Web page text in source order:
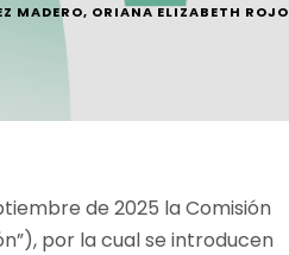
MADERO, ORIANA ELIZABETH ROJO
de 2025 la Comisión
por la cual se introducen